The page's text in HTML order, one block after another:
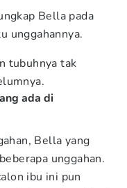
Bella pada
unggahannya.
tubuhnya tak
ada di
Bella yang
unggahan.
ibu ini pun